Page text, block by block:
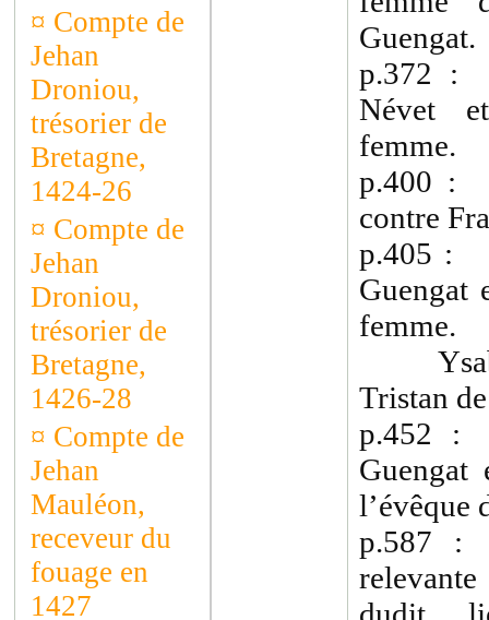
¤ Compte de
Jehan
Droniou,
trésorier de
Bretagne,
1424-26
¤ Compte de
Jehan
Droniou,
trésorier de
Bretagne,
1426-28
¤ Compte de
Jehan
Mauléon,
receveur du
fouage en
1427
Guengat.
p.372 :
Névet
femme.
p.400 :
contre
p.405 :
Guengat
femme.
Tristan
p.452 :
Guengat
l’évêque
p.587 :